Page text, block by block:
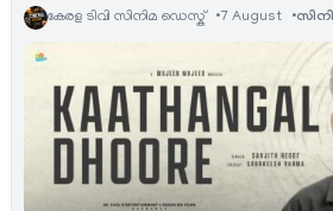
കേരള ടിവി സിനിമ ഡെസ്ക് 7 August